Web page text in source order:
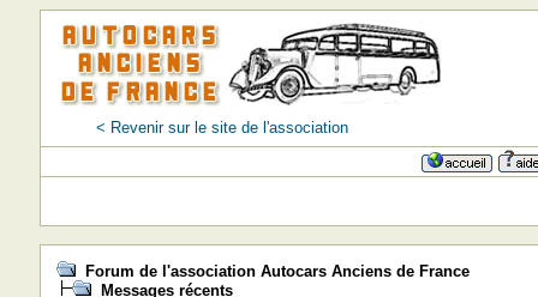
< Revenir sur le site de l'association
Forum de l'association Autocars Anciens de France
Messages récents